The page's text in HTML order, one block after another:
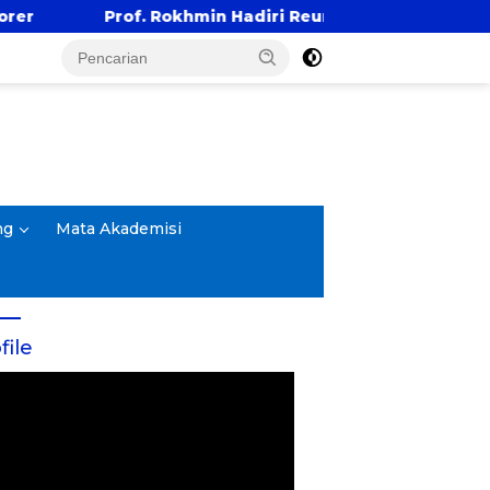
Hadiri Reuni Emas Alumni SMANDA Kota Cirebon
Mata Akademisi